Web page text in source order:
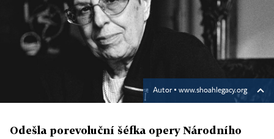
Autor ▪ www.shoahlegacy.org
Odešla porevoluční šéfka opery Národního